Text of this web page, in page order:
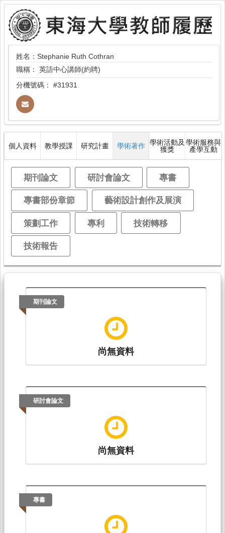
姓名：Stephanie Ruth Cothran
職稱： 英語中心講師(約聘)
分機號碼： #31931
個人資料 教學授課 研究計畫 學術著作 學術活動及
獲獎
學術服務與
產學互動
期刊論文 研討會論文 專書
專書部份章節 藝術設計創作及展演
策劃工作 專利 技術轉移
技術報告
期刊論文
尚無資料
研討會論文
尚無資料
專書